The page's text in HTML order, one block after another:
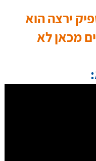
ירצה הוא
מכאן לא